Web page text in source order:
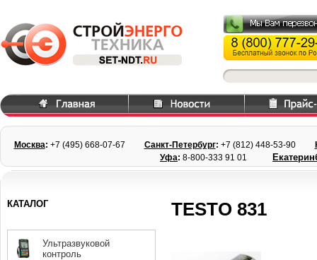
Москва: +7 (495) 668-07-67 Санкт-Петербург: +7 (812) 448-53-90
Уфа: 8-800-333 91 01
TESTO 831
КАТАЛОГ
Ультразвуковой
контроль